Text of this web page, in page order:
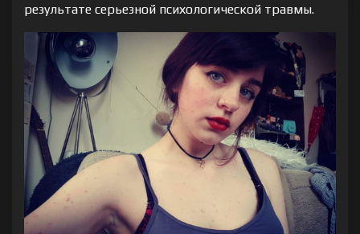
результате серьезной психологической травмы.